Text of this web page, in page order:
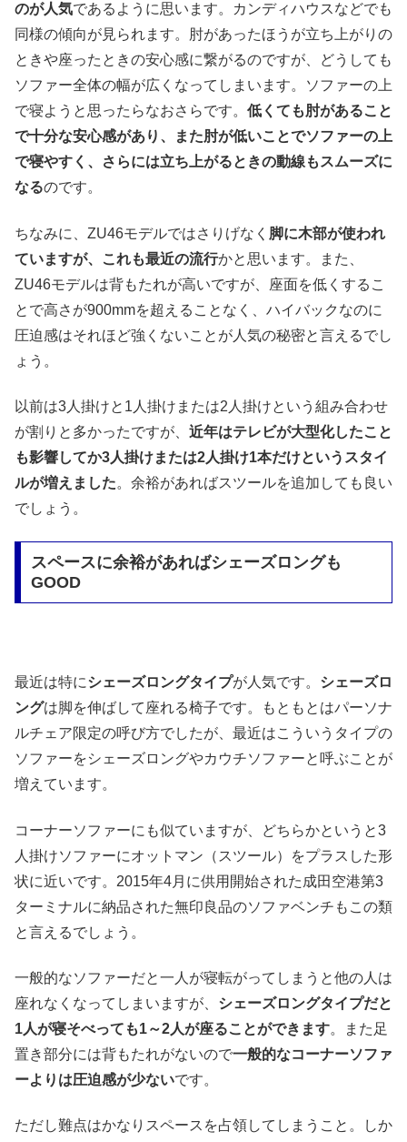
のが人気であるように思います。カンディハウスなどでも
同様の傾向が見られます。肘があったほうが立ち上がりの
ときや座ったときの安心感に繋がるのですが、どうしても
ソファー全体の幅が広くなってしまいます。ソファーの上
で寝ようと思ったらなおさらです。 低くても肘があること
で十分な安心感があり、また肘が低いことでソファーの上
で寝やすく、さらには立ち上がるときの動線もスムーズに
なるのです。
ちなみに、ZU46モデルではさりげなく 脚に木部が使われ
ていますが、これも最近の流行かと思います。また、
ZU46モデルは背もたれが高いですが、座面を低くするこ
とで高さが900mmを超えることなく、ハイバックなのに
圧迫感はそれほど強くないことが人気の秘密と言えるでし
ょう。
以前は3人掛けと1人掛けまたは2人掛けという組み合わせ
が割りと多かったですが、 近年はテレビが大型化したこと
も影響してか3人掛けまたは2人掛け1本だけというスタイ
ルが増えました。余裕があればスツールを追加しても良い
でしょう。
スペースに余裕があればシェーズロングも
GOOD
最近は特にシェーズロングタイプが人気です。 シェーズロ
ングは脚を伸ばして座れる椅子です。もともとはパーソナ
ルチェア限定の呼び方でしたが、最近はこういうタイプの
ソファーをシェーズロングやカウチソファーと呼ぶことが
増えています。
コーナーソファーにも似ていますが、どちらかというと3
人掛けソファーにオットマン（スツール）をプラスした形
状に近いです。2015年4月に供用開始された成田空港第3
ターミナルに納品された無印良品のソファベンチもこの類
と言えるでしょう。
一般的なソファーだと一人が寝転がってしまうと他の人は
座れなくなってしまいますが、 シェーズロングタイプだと
1人が寝そべっても1～2人が座ることができます。また足
置き部分には背もたれがないので一般的なコーナーソファ
ーよりは圧迫感が少ないです。
ただし難点はかなりスペースを占領してしまうこと。しか